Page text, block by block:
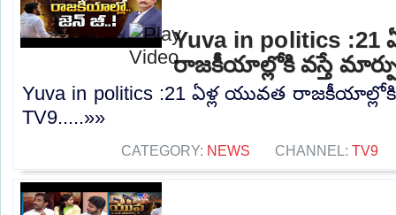
Yuva in politics :21
రాజకీయాల్లోకి వస్తే మార్పు
Yuva in politics :21 ఏళ్ల యువత రాజకీయాల్లోకి
TV9.....»»
CATEGORY: NEWS CHANNEL: TV9